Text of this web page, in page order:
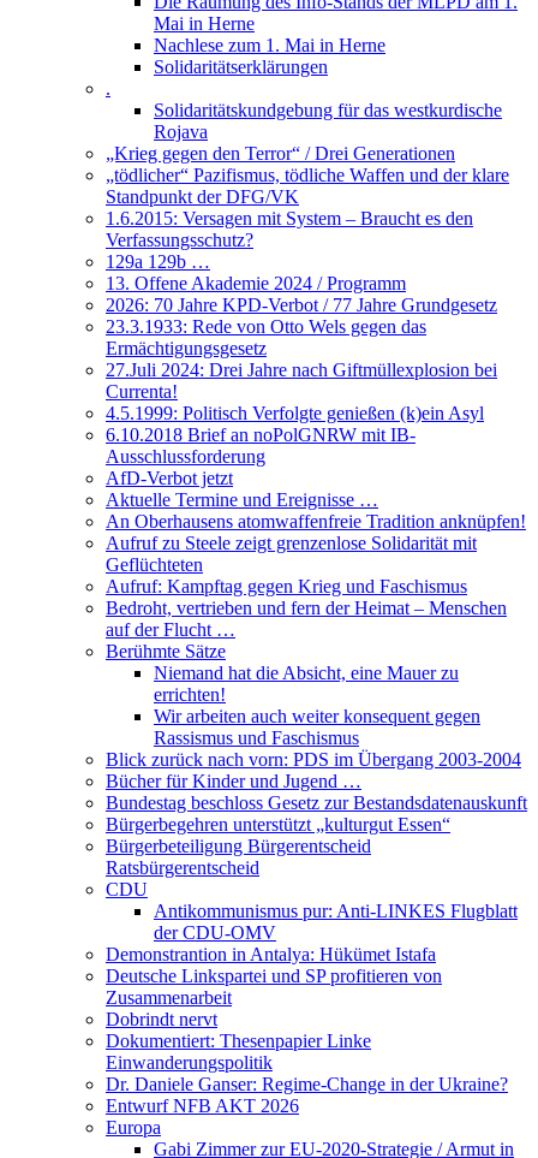
Mai in Herne
Nachlese zum 1. Mai in Herne
Solidaritätserklärungen
.
Solidaritätskundgebung für das westkurdische
Rojava
„Krieg gegen den Terror“ / Drei Generationen
„tödlicher“ Pazifismus, tödliche Waffen und der klare
Standpunkt der DFG/VK
1.6.2015: Versagen mit System – Braucht es den
Verfassungsschutz?
129a 129b …
13. Offene Akademie 2024 / Programm
2026: 70 Jahre KPD-Verbot / 77 Jahre Grundgesetz
23.3.1933: Rede von Otto Wels gegen das
Ermächtigungsgesetz
27.Juli 2024: Drei Jahre nach Giftmüllexplosion bei
Currenta!
4.5.1999: Politisch Verfolgte genießen (k)ein Asyl
6.10.2018 Brief an noPolGNRW mit IB-
Ausschlussforderung
AfD-Verbot jetzt
Aktuelle Termine und Ereignisse …
An Oberhausens atomwaffenfreie Tradition anknüpfen!
Aufruf zu Steele zeigt grenzenlose Solidarität mit
Geflüchteten
Aufruf: Kampftag gegen Krieg und Faschismus
Bedroht, vertrieben und fern der Heimat – Menschen
auf der Flucht …
Berühmte Sätze
Niemand hat die Absicht, eine Mauer zu
errichten!
Wir arbeiten auch weiter konsequent gegen
Rassismus und Faschismus
Blick zurück nach vorn: PDS im Übergang 2003-2004
Bücher für Kinder und Jugend …
Bundestag beschloss Gesetz zur Bestandsdatenauskunft
Bürgerbegehren unterstützt „kulturgut Essen“
Bürgerbeteiligung Bürgerentscheid
Ratsbürgerentscheid
CDU
Antikommunismus pur: Anti-LINKES Flugblatt
der CDU-OMV
Demonstrantion in Antalya: Hükümet Istafa
Deutsche Linkspartei und SP profitieren von
Zusammenarbeit
Dobrindt nervt
Dokumentiert: Thesenpapier Linke
Einwanderungspolitik
Dr. Daniele Ganser: Regime-Change in der Ukraine?
Entwurf NFB AKT 2026
Europa
Gabi Zimmer zur EU-2020-Strategie / Armut in